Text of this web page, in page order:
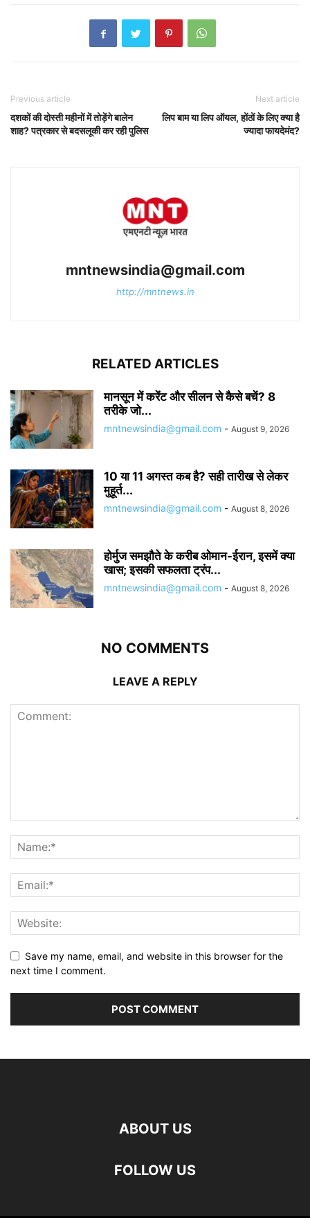
Previous article
दशकों की दोस्ती महीनों में तोड़ेंगे बालेन
शाह? पत्रकार से बदसलूकी कर रही पुलिस
Next article
लिप बाम या लिप ऑयल, होंठों के लिए क्या है
ज्यादा फायदेमंद?
mntnewsindia@gmail.com
http://mntnews.in
RELATED ARTICLES
मानसून में करेंंट और सीलन से कैसे बचें? 8
तरीके जो...
mntnewsindia@gmail.com - August 9, 2026
10 या 11 अगस्त कब है? सही तारीख से लेकर
मुहूर्त...
mntnewsindia@gmail.com - August 8, 2026
होर्मुज समझौते के करीब ओमान-ईरान, इसमें क्या
खास; इसकी सफलता ट्रंप...
mntnewsindia@gmail.com - August 8, 2026
NO COMMENTS
LEAVE A REPLY
Save my name, email, and website in this browser for the
next time I comment.
ABOUT US
FOLLOW US